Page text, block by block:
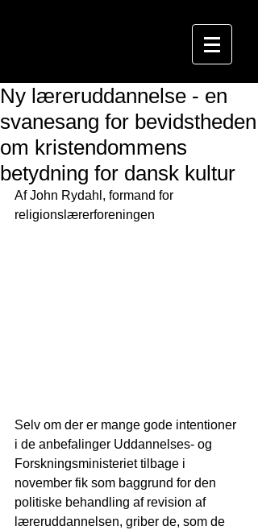
Ny læreruddannelse - en
svanesang for bevidstheden
om kristendommens
betydning for dansk kultur
Af John Rydahl, formand for
religionslærerforeningen
Selv om der er mange gode intentioner
i de anbefalinger Uddannelses- og
Forskningsministeriet tilbage i
november fik som baggrund for den
politiske behandling af revision af
læreruddannelsen, griber de, som de